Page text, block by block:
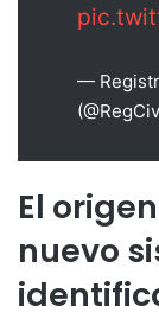
—
El
nuevo